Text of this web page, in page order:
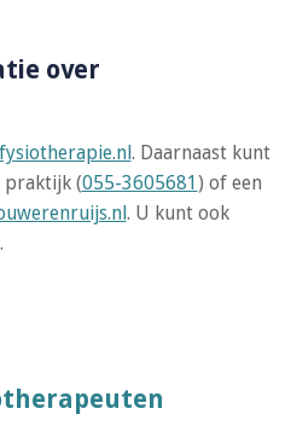
over
. Daarnaast kunt
praktijk (055-3605681) of een
. U kunt ook
.